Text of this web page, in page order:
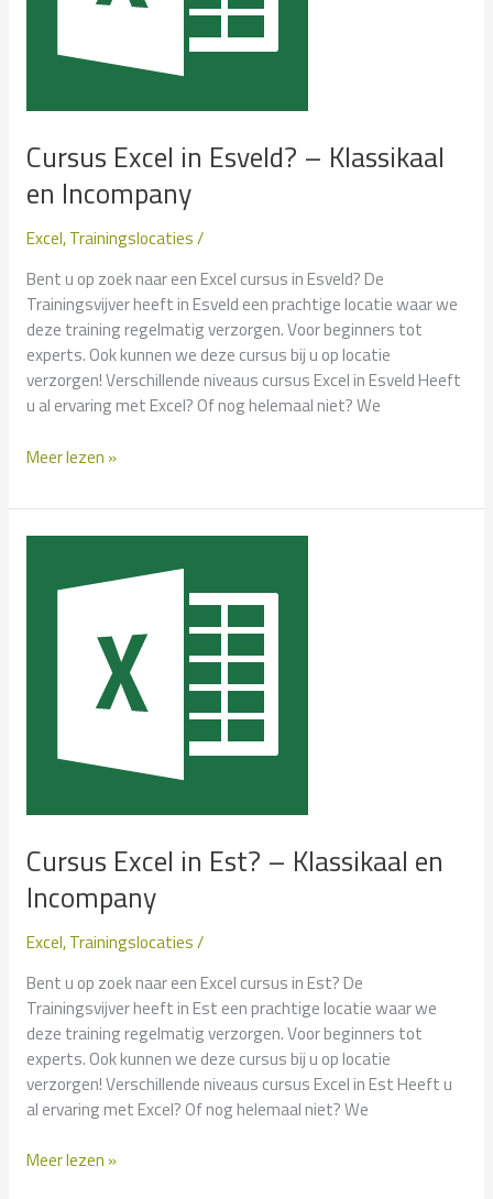
Cursus Excel in Esveld? – Klassikaal
en Incompany
Excel,Trainingslocaties/
Bent u op zoek naar een Excel cursus in Esveld? De
Trainingsvijver heeft in Esveld een prachtige locatie waar we
deze training regelmatig verzorgen. Voor beginners tot
experts. Ook kunnen we deze cursus bij u op locatie
verzorgen! Verschillende niveaus cursus Excel in Esveld Heeft
u al ervaring met Excel? Of nog helemaal niet? We
Cursus
in
Esveld?
Klassikaal
Incompany
Meer lezen »
Cursus Excel in Est? – Klassikaal en
Incompany
Excel,Trainingslocaties/
Bent u op zoek naar een Excel cursus in Est? De
Trainingsvijver heeft in Est een prachtige locatie waar we
deze training regelmatig verzorgen. Voor beginners tot
experts. Ook kunnen we deze cursus bij u op locatie
verzorgen! Verschillende niveaus cursus Excel in Est Heeft u
al ervaring met Excel? Of nog helemaal niet? We
Cursus
Meer lezen »